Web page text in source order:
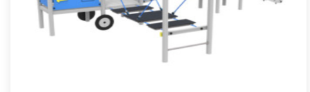
Offre partenaire